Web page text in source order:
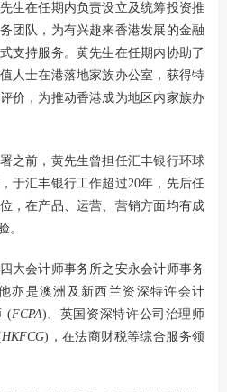
生在任期内负责设立及统筹投资推
团队，为有兴趣来香港发展的金融
支持服务。黄先生在任期内协助了
人士在港落地家族办公室，获得特
价，为推动香港成为地区内家族办
之前，黄先生曾担任汇丰银行环球
于汇丰银行工作超过20年，先后任
，在产品、运营、营销方面均有成
。
大会计师事务所之安永会计师事务
亦是澳洲及新西兰资深特许会计
(FCPA)、英国资深特许公司治理师
HKFCG)，在法商财税等综合服务领